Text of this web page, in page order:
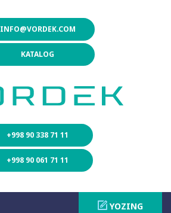
INFO@VORDEK.COM
KATALOG
+998 90 338 71 11
+998 90 061 71 11
YOZING